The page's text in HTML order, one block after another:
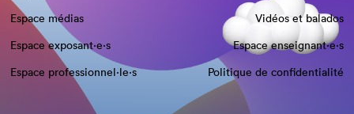
Espace médias
Vidéos et balados
Espace exposant·e⋅s
Espace enseignant·e⋅s
Espace professionnel·le⋅s
Politique de confidentialité